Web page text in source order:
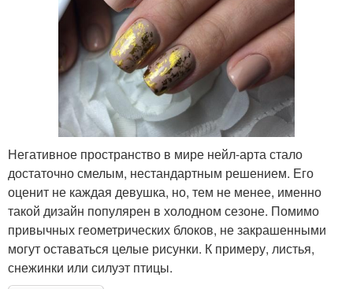
Негативное пространство в мире нейл-арта стало
достаточно смелым, нестандартным решением. Его
оценит не каждая девушка, но, тем не менее, именно
такой дизайн популярен в холодном сезоне. Помимо
привычных геометрических блоков, не закрашенными
могут оставаться целые рисунки. К примеру, листья,
снежинки или силуэт птицы.